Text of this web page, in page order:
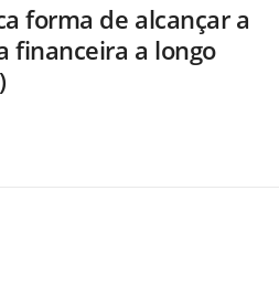
forma de alcançar a
financeira a longo